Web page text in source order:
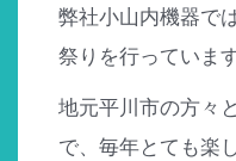
弊社小山内機器で
祭りを行っています
地元平川市の方々
で、毎年とても楽